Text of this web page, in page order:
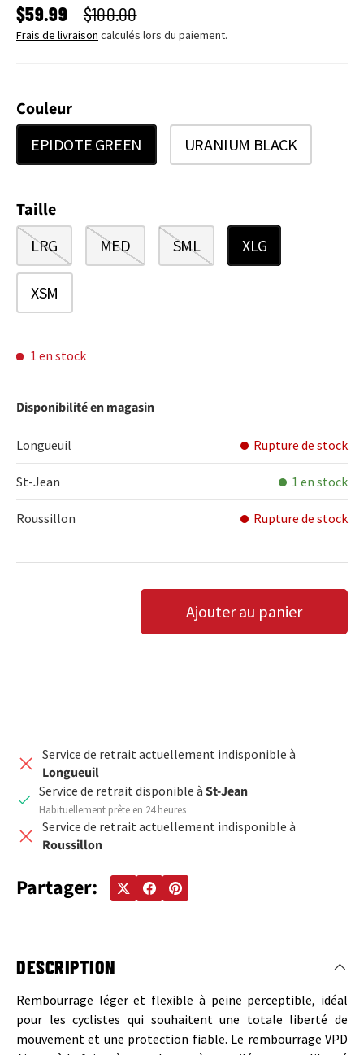
PRIX SOLDÉ
$59.99 PRIX HABITUEL
$100.00
Frais de livraison calculés lors du paiement.
Couleur
EPIDOTE GREEN URANIUM BLACK
Taille
LRG MED SML XLG
XSM
1 en stock
Disponibilité en magasin
Longueuil Rupture de stock
St-Jean 1 en stock
Roussillon Rupture de stock
DIMINUER LA QUANTITÉ
AUGMENTER LA QUANTITÉ
Ajouter au panier
Service de retrait actuellement indisponible à
Longueuil
Service de retrait disponible à St-Jean
Habituellement prête en 24 heures
Service de retrait actuellement indisponible à
Roussillon
Partager:
DESCRIPTION
Rembourrage léger et flexible à peine perceptible, idéal
pour les cyclistes qui souhaitent une totale liberté de
mouvement et une protection fiable. Le rembourrage VPD